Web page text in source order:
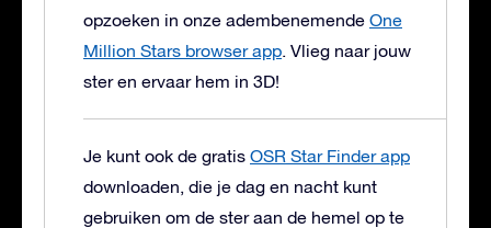
opzoeken in onze adembenemende One
Million Stars browser app. Vlieg naar jouw
ster en ervaar hem in 3D!
Je kunt ook de gratis OSR Star Finder app
downloaden, die je dag en nacht kunt
gebruiken om de ster aan de hemel op te